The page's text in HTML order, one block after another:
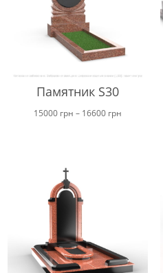
Памятник S30
15000 грн – 16600 грн